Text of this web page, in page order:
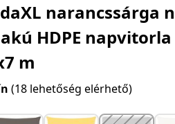
narancssárga
HDPE napvitorla
m
(18 lehetőség elérhető)